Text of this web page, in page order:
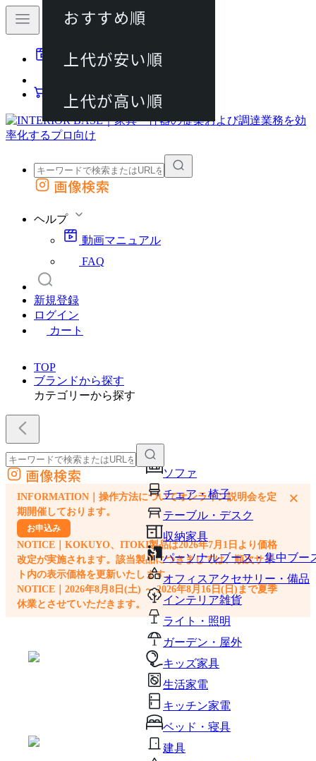
動画マニュアル
カート
外部サイトの商品をカートに追加
画像検索
ヘルプ
動画マニュアル
FAQ
新規登録
ログイン
カート
TOP
ブランドから探す
カテゴリーから探す
ソファ
チェア・椅子
テーブル・デスク
収納家具
パーソナルブース・集中ブー
オフィスアクセサリー・備品
インテリア雑貨
ライト・照明
ガーデン・屋外
キッズ家具
生活家電
キッチン家電
ベッド・寝具
建具
外部サイトの商品をカートに追加
他のサイトで見つけた商品ページのURLを貼り付けて、カートに追加できます
画像検索
INFORMATION｜操作方法についてオンライン説明会を定
期開催しております。
お申込み
NOTICE｜KOKUYO、ITOKI製品は2026年7月1日より価格
改定が実施されます。該当製品につきましては、順次サイ
ト内の表示価格を更新いたします。
NOTICE｜2026年8月8日(土) ～ 2026年8月16日(日)まで夏季
休業とさせていただきます。
×
おすすめ順
上代が安い順
上代が高い順